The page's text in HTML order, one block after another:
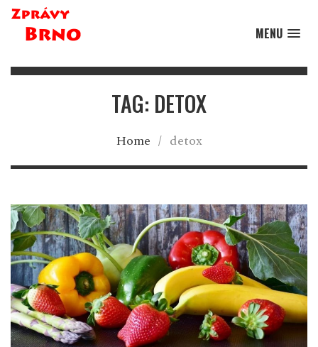
MENU
TAG: DETOX
Home / detox